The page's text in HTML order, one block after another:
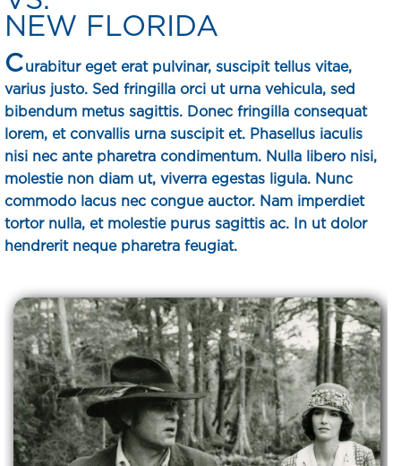
NEW FLORIDA
Curabitur eget erat pulvinar, suscipit tellus vitae,
varius justo. Sed fringilla orci ut urna vehicula, sed
bibendum metus sagittis. Donec fringilla consequat
lorem, et convallis urna suscipit et. Phasellus iaculis
nisi nec ante pharetra condimentum. Nulla libero nisi,
molestie non diam ut, viverra egestas ligula. Nunc
commodo lacus nec congue auctor. Nam imperdiet
tortor nulla, et molestie purus sagittis ac. In ut dolor
hendrerit neque pharetra feugiat.